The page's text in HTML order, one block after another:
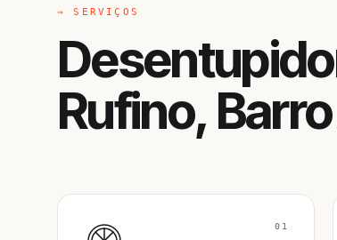
→ SERVIÇOS
Rufino,
01